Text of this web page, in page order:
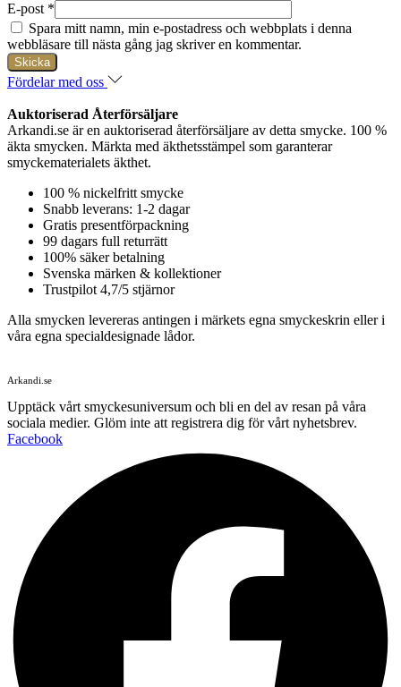
E-post *
Spara mitt namn, min e-postadress och webbplats i denna
webbläsare till nästa gång jag skriver en kommentar.
Fördelar med oss
Auktoriserad Återförsäljare
Arkandi.se är en auktoriserad återförsäljare av detta smycke. 100 %
äkta smycken. Märkta med äkthetsstämpel som garanterar
smyckematerialets äkthet.
100 % nickelfritt smycke
Snabb leverans: 1-2 dagar
Gratis presentförpackning
99 dagars full returrätt
100% säker betalning
Svenska märken & kollektioner
Trustpilot 4,7/5 stjärnor
Alla smycken levereras antingen i märkets egna smyckeskrin eller i
våra egna specialdesignade lådor.
Arkandi.se
Upptäck vårt smyckesuniversum och bli en del av resan på våra
sociala medier. Glöm inte att registrera dig för vårt nyhetsbrev.
Facebook